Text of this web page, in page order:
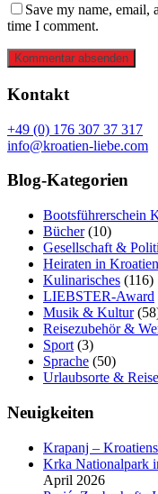
Save my name, email,
time I comment.
Kommentar absenden
Kontakt
+49 (0) 176 307 37 317
info@kroatien-liebe.com
Blog-Kategorien
Bootsführerschein
Bücher(10)
Gesellschaft &
Heiraten in Kroatien
Kulinarisches (116)
LIEBSTER-Award
Musik & Kultur
Reisezubehör &
Sport (3)
Sprache (50)
Urlaubsorte &
Neuigkeiten
Krapanj –
Krka Nationalpark
April 2026